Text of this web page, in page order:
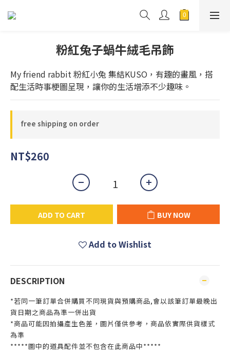
粉紅兔子蝸牛絨毛吊飾
My friend rabbit 粉紅小兔 集結KUSO，有趣的畫風，搭
配生活時事梗圖呈現，讓你的生活增添不少趣味。
free shipping on order
NT$260
ADD TO CART BUY NOW
Add to Wishlist
DESCRIPTION
*若同一筆訂單合併購買不同現貨與預購商品,會以該筆訂單最晚出
貨日期之商品為準一併出貨
*商品可能因拍攝產生色差，圖片僅供參考，商品依實際供貨樣式
為準
*****圖中的道具配件並不包含在此商品中*****